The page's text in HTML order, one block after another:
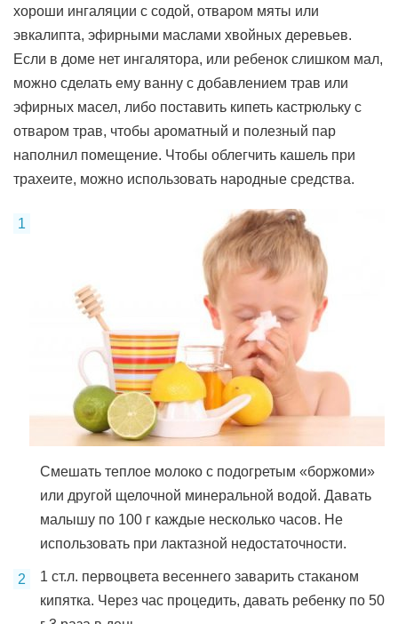
хороши ингаляции с содой, отваром мяты или
эвкалипта, эфирными маслами хвойных деревьев.
Если в доме нет ингалятора, или ребенок слишком мал,
можно сделать ему ванну с добавлением трав или
эфирных масел, либо поставить кипеть кастрюльку с
отваром трав, чтобы ароматный и полезный пар
наполнил помещение. Чтобы облегчить кашель при
трахеите, можно использовать народные средства.
Смешать теплое молоко с подогретым «боржоми»
или другой щелочной минеральной водой. Давать
малышу по 100 г каждые несколько часов. Не
использовать при лактазной недостаточности.
1 ст.л. первоцвета весеннего заварить стаканом
кипятка. Через час процедить, давать ребенку по 50